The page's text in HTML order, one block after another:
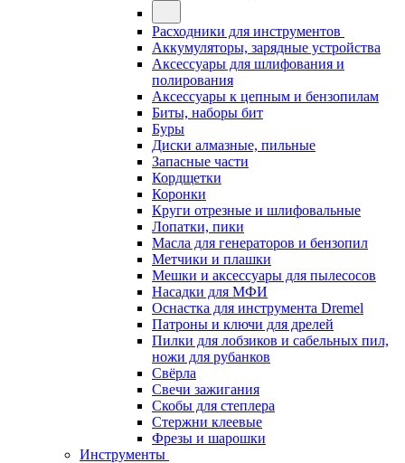
Расходники для инструментов
Аккумуляторы, зарядные устройства
Аксессуары для шлифования и
полирования
Аксессуары к цепным и бензопилам
Биты, наборы бит
Буры
Диски алмазные, пильные
Запасные части
Кордщетки
Коронки
Круги отрезные и шлифовальные
Лопатки, пики
Масла для генераторов и бензопил
Метчики и плашки
Мешки и аксессуары для пылесосов
Насадки для МФИ
Оснастка для инструмента Dremel
Патроны и ключи для дрелей
Пилки для лобзиков и сабельных пил,
ножи для рубанков
Свёрла
Свечи зажигания
Скобы для степлера
Стержни клеевые
Фрезы и шарошки
Инструменты